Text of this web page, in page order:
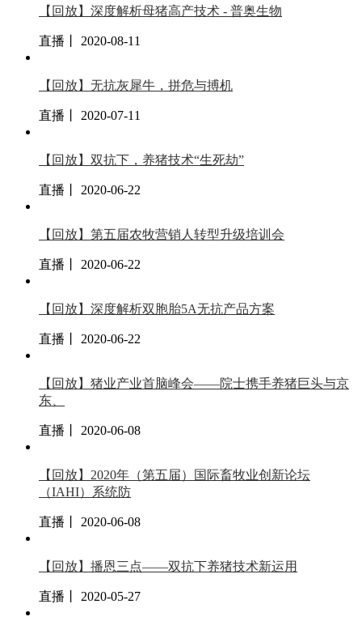
【回放】深度解析母猪高产技术 - 普奥生物
直播丨 2020-08-11
【回放】无抗灰犀牛，拼危与搏机
直播丨 2020-07-11
【回放】双抗下，养猪技术“生死劫”
直播丨 2020-06-22
【回放】第五届农牧营销人转型升级培训会
直播丨 2020-06-22
【回放】深度解析双胞胎5A无抗产品方案
直播丨 2020-06-22
【回放】猪业产业首脑峰会——院士携手养猪巨头与京
东、
直播丨 2020-06-08
【回放】2020年（第五届）国际畜牧业创新论坛
（IAHI）系统防
直播丨 2020-06-08
【回放】播恩三点——双抗下养猪技术新运用
直播丨 2020-05-27